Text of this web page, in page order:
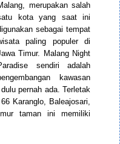
merupakan salah
kota yang saat ini
sebagai tempat
paling populer di
Timur. Malang Night
sendiri adalah
kawasan
pernah ada. Terletak
Karanglo, Baleajosari,
taman ini memiliki